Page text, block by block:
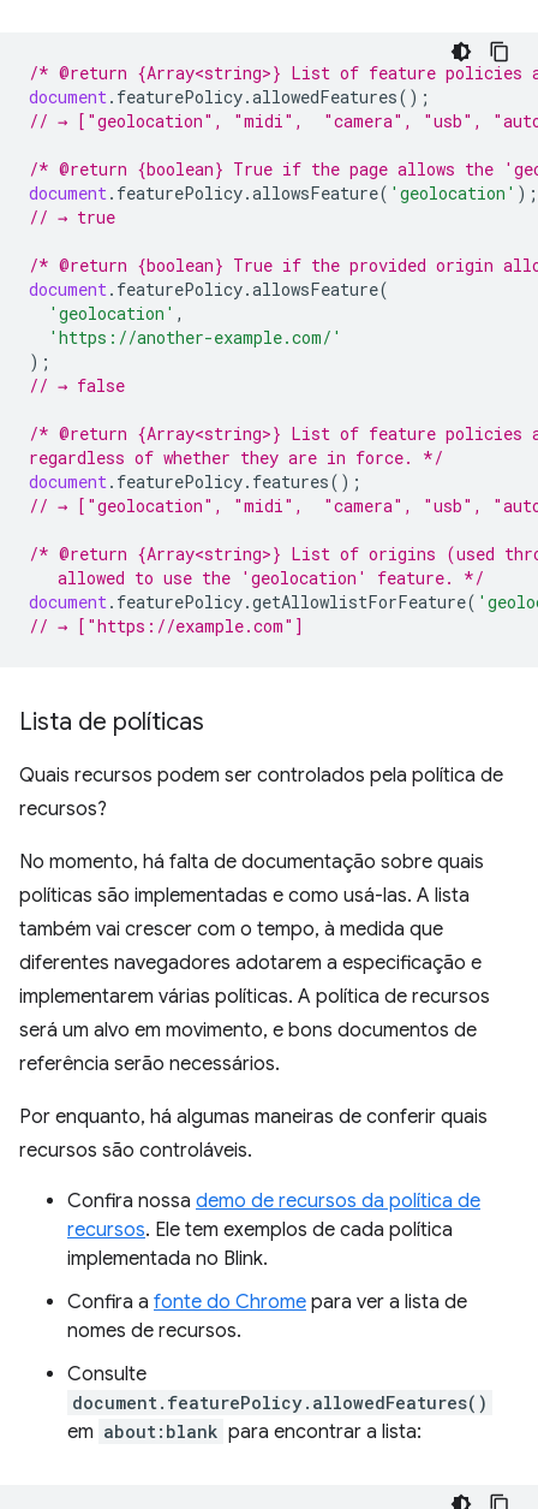
/* @return {Array<string>} List of feature policies
document. featurePolicy.allowedFeatures();
// → ["geolocation", "midi",  "camera", "usb",
/* @return {boolean} True if the page allows the
document. featurePolicy.allowsFeature( 'geolocation' );
// → true
/* @return {boolean} True if the provided origin
document. featurePolicy.allowsFeature(
'geolocation' ,
'https://another-example.com/'
);
// → false
/* @return {Array<string>} List of feature policies
regardless of whether they are in force. */
document. featurePolicy. features();
// → ["geolocation", "midi",  "camera", "usb",
/* @return {Array<string>} List of origins (used
   allowed to use the 'geolocation' feature. */
document. featurePolicy.getAllowlistForFeature(
// → ["https://example.com"]
Lista de políticas
Quais recursos podem ser controlados pela política de
recursos?
No momento, há falta de documentação sobre quais
políticas são implementadas e como usá-las. A lista
também vai crescer com o tempo, à medida que
diferentes navegadores adotarem a especificação e
implementarem várias políticas. A política de recursos
será um alvo em movimento, e bons documentos de
referência serão necessários.
Por enquanto, há algumas maneiras de conferir quais
recursos são controláveis.
Confira nossa demo de recursos da política de
recursos. Ele tem exemplos de cada política
implementada no Blink.
Confira a fonte do Chrome para ver a lista de
nomes de recursos.
Consulte
document.featurePolicy.allowedFeatures()
em about:blank para encontrar a lista: